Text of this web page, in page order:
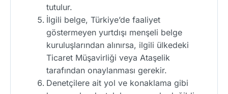
tutulur.
İlgili belge, Türkiye’de faaliyet
göstermeyen yurtdışı menşeli belge
kuruluşlarından alınırsa, ilgili ülkedeki
Ticaret Müşavirliği veya Ataşelik
tarafından onaylanması gerekir.
Denetçilere ait yol ve konaklama gibi